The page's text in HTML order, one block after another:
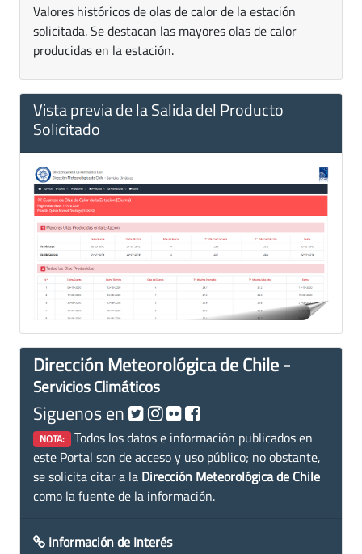
Valores históricos de olas de calor de la estación
solicitada. Se destacan las mayores olas de calor
producidas en la estación.
Vista previa de la Salida del Producto
Solicitado
Dirección Meteorológica de Chile -
Servicios Climáticos
Siguenos en
NOTA: Todos los datos e información publicados en
este Portal son de acceso y uso público; no obstante,
se solicita citar a la Dirección Meteorológica de Chile
como la fuente de la información.
Información de Interés